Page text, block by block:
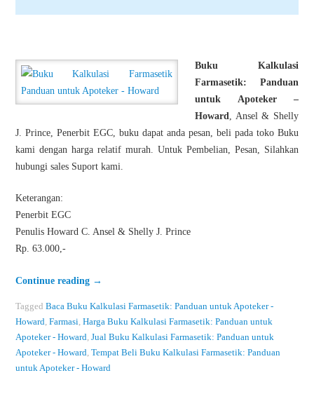
Buku Kalkulasi
Farmasetik: Panduan
untuk Apoteker –
Howard , Ansel & Shelly
J. Prince, Penerbit EGC, buku dapat anda pesan, beli pada toko Buku
kami dengan harga relatif murah. Untuk Pembelian, Pesan, Silahkan
hubungi sales Suport kami.
Keterangan:
Penerbit EGC
Penulis Howard C. Ansel & Shelly J. Prince
Rp. 63.000,-
Continue reading →
Tagged Baca Buku Kalkulasi Farmasetik: Panduan untuk Apoteker -
Howard, Farmasi, Harga Buku Kalkulasi Farmasetik: Panduan untuk
Apoteker - Howard, Jual Buku Kalkulasi Farmasetik: Panduan untuk
Apoteker - Howard, Tempat Beli Buku Kalkulasi Farmasetik: Panduan
untuk Apoteker - Howard